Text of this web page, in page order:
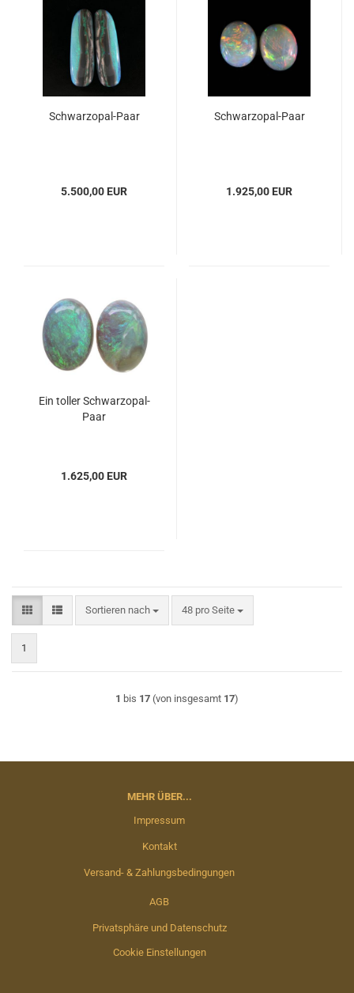
Schwarzopal-Paar
5.500,00 EUR
Schwarzopal-Paar
1.925,00 EUR
Ein toller Schwarzopal-
Paar
1.625,00 EUR
Sortieren nach
Sortieren nach 48 pro Seite
pro Seite
1
1 bis 17 (von insgesamt 17)
MEHR ÜBER...
Impressum
Kontakt
Versand- & Zahlungsbedingungen
AGB
Privatsphäre und Datenschutz
Cookie Einstellungen